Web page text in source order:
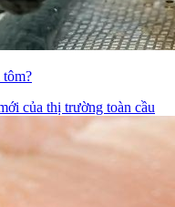
tôm?
của thị trường toàn cầu